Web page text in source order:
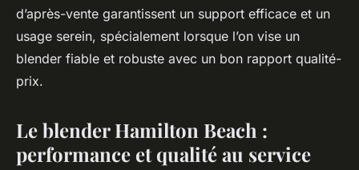
d’après-vente garantissent un support efficace et un
usage serein, spécialement lorsque l’on vise un
blender fiable et robuste avec un bon rapport qualité-
prix.
Le blender Hamilton Beach :
performance et qualité au service